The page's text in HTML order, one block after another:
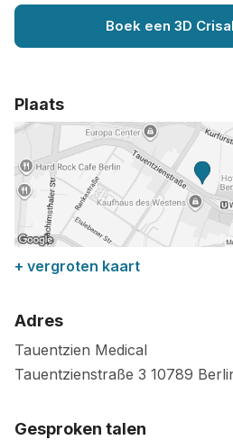
Boek een 3D
Plaats
+ vergroten kaart
Adres
Tauentzien Medical
Tauentzienstraße 3 10789
Gesproken talen